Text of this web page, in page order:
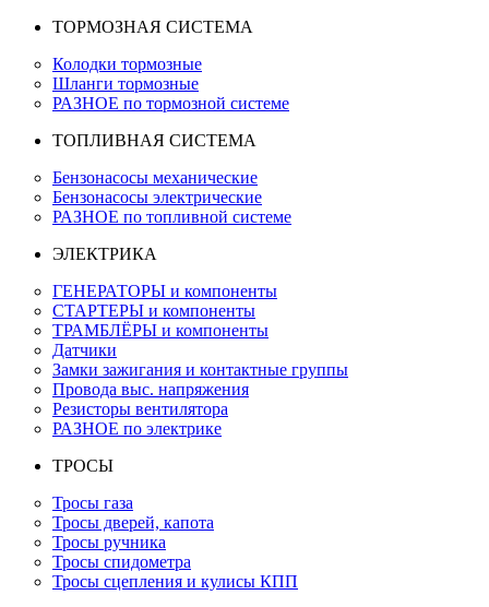
ТОРМОЗНАЯ СИСТЕМА
Колодки тормозные
Шланги тормозные
РАЗНОЕ по тормозной системе
ТОПЛИВНАЯ СИСТЕМА
Бензонасосы механические
Бензонасосы электрические
РАЗНОЕ по топливной системе
ЭЛЕКТРИКА
ГЕНЕРАТОРЫ и компоненты
СТАРТЕРЫ и компоненты
ТРАМБЛЁРЫ и компоненты
Датчики
Замки зажигания и контактные группы
Провода выс. напряжения
Резисторы вентилятора
РАЗНОЕ по электрике
ТРОСЫ
Тросы газа
Тросы дверей, капота
Тросы ручника
Тросы спидометра
Тросы сцепления и кулисы КПП